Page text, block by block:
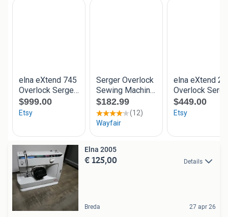
Elna 2005
€ 125,00 Details
Breda 27 apr 26